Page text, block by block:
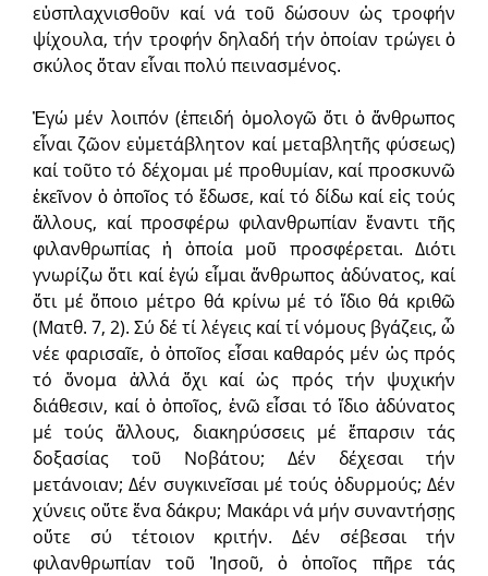
εὐσπλαχνισθοῦν καί νά τοῦ δώσουν ὡς τροφήν
ψίχουλα, τήν τροφήν δηλαδή τήν ὁποίαν τρώγει ὁ
σκύλος ὅταν εἶναι πολύ πεινασμένος.
Ἐγώ μέν λοιπόν (ἐπειδή ὁμολογῶ ὅτι ὁ ἄνθρωπος
εἶναι ζῶον εὐμετάβλητον καί μεταβλητῆς φύσεως)
καί τοῦτο τό δέχομαι μέ προθυμίαν, καί προσκυνῶ
ἐκεῖνον ὁ ὁποῖος τό ἔδωσε, καί τό δίδω καί εἰς τούς
ἄλλους, καί προσφέρω φιλανθρωπίαν ἔναντι τῆς
φιλανθρωπίας ἡ ὁποία μοῦ προσφέρεται. Διότι
γνωρίζω ὅτι καί ἐγώ εἶμαι ἄνθρωπος ἀδύνατος, καί
ὅτι μέ ὅποιο μέτρο θά κρίνω μέ τό ἴδιο θά κριθῶ
(Ματθ. 7, 2). Σύ δέ τί λέγεις καί τί νόμους βγάζεις, ὦ
νέε φαρισαῖε, ὁ ὁποῖος εἶσαι καθαρός μέν ὡς πρός
τό ὄνομα ἀλλά ὄχι καί ὡς πρός τήν ψυχικήν
διάθεσιν, καί ὁ ὁποῖος, ἐνῶ εἶσαι τό ἴδιο ἀδύνατος
μέ τούς ἄλλους, διακηρύσσεις μέ ἔπαρσιν τάς
δοξασίας τοῦ Νοβάτου; Δέν δέχεσαι τήν
μετάνοιαν; Δέν συγκινεῖσαι μέ τούς ὀδυρμούς; Δέν
χύνεις οὔτε ἕνα δάκρυ; Μακάρι νά μήν συναντήσῃς
οὔτε σύ τέτοιον κριτήν. Δέν σέβεσαι τήν
φιλανθρωπίαν τοῦ Ἰησοῦ, ὁ ὁποῖος πῆρε τάς